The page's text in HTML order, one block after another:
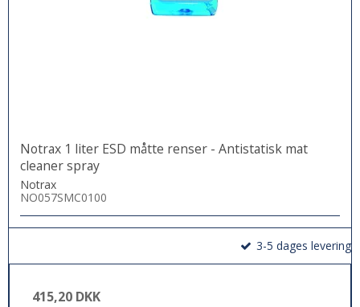
Notrax 1 liter ESD måtte renser - Antistatisk mat
cleaner spray
Notrax
NO057SMC0100
3-5 dages levering
415,20 DKK